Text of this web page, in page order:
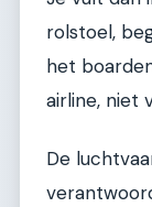
rolstoel,
het
airline, niet
De